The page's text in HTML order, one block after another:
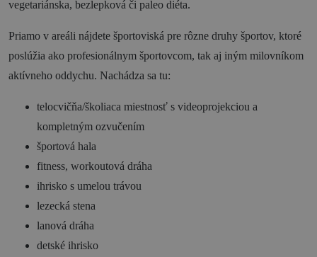
vegetariánska, bezlepková či paleo diéta.
Priamo v areáli nájdete športoviská pre rôzne druhy športov, ktoré
poslúžia ako profesionálnym športovcom, tak aj iným milovníkom
aktívneho oddychu. Nachádza sa tu:
telocvičňa/školiaca miestnosť s videoprojekciou a
kompletným ozvučením
športová hala
fitness, workoutová dráha
ihrisko s umelou trávou
lezecká stena
lanová dráha
detské ihrisko